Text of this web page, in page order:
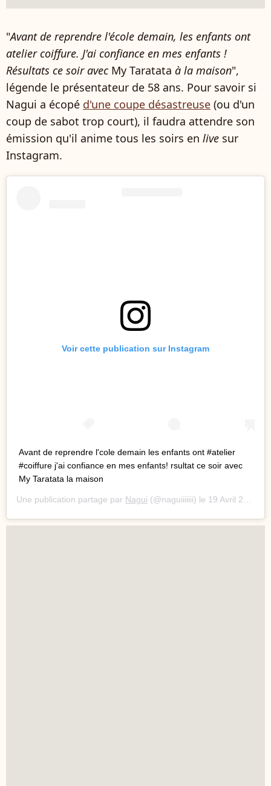
"Avant de reprendre l'école demain, les enfants ont
atelier coiffure. J'ai confiance en mes enfants !
Résultats ce soir avec My Taratata à la maison",
légende le présentateur de 58 ans. Pour savoir si
Nagui a écopé d'une coupe désastreuse (ou d'un
coup de sabot trop court), il faudra attendre son
émission qu'il anime tous les soirs en live sur
Instagram.
Voir cette publication sur Instagram
Avant de reprendre l'cole demain les enfants ont #atelier
#coiffure j'ai confiance en mes enfants! rsultat ce soir avec
My Taratata la maison
Une publication partage par Nagui (@naguiiiiiii) le 19 Avril 2020 3 :47 PDT